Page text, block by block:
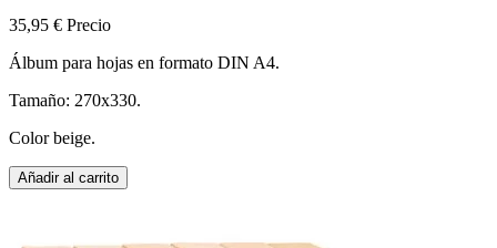
35,95 € Precio
Álbum para hojas en formato DIN A4.
Tamaño: 270x330.
Color beige.
Añadir al carrito